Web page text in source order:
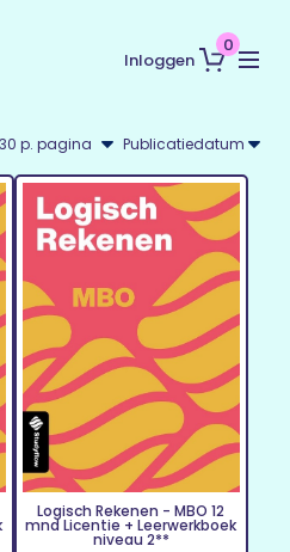
Inloggen
0
Logisch Rekenen - MBO 12
mnd Licentie + Leerwerkboek
niveau 2**